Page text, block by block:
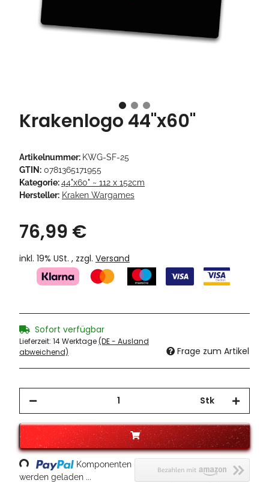
Krakenlogo 44"x60"
Artikelnummer: KWG-SF-25
GTIN: 0781365171955
Kategorie:44"x60" ~ 112 x 152cm
Hersteller: Kraken Wargames
76,99 €
inkl. 19% USt. , zzgl. Versand
Sofort verfügbar
Lieferzeit: 14 Werktage(DE - Ausland
abweichend)
Frage zum Artikel
Stk
Komponenten
werden geladen ...